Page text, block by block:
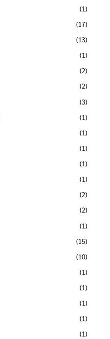
(1)
(17)
(13)
(1)
(2)
(2)
(3)
(1)
(1)
(1)
(1)
(1)
(2)
(2)
(1)
(15)
(10)
(1)
(1)
(1)
(1)
(1)